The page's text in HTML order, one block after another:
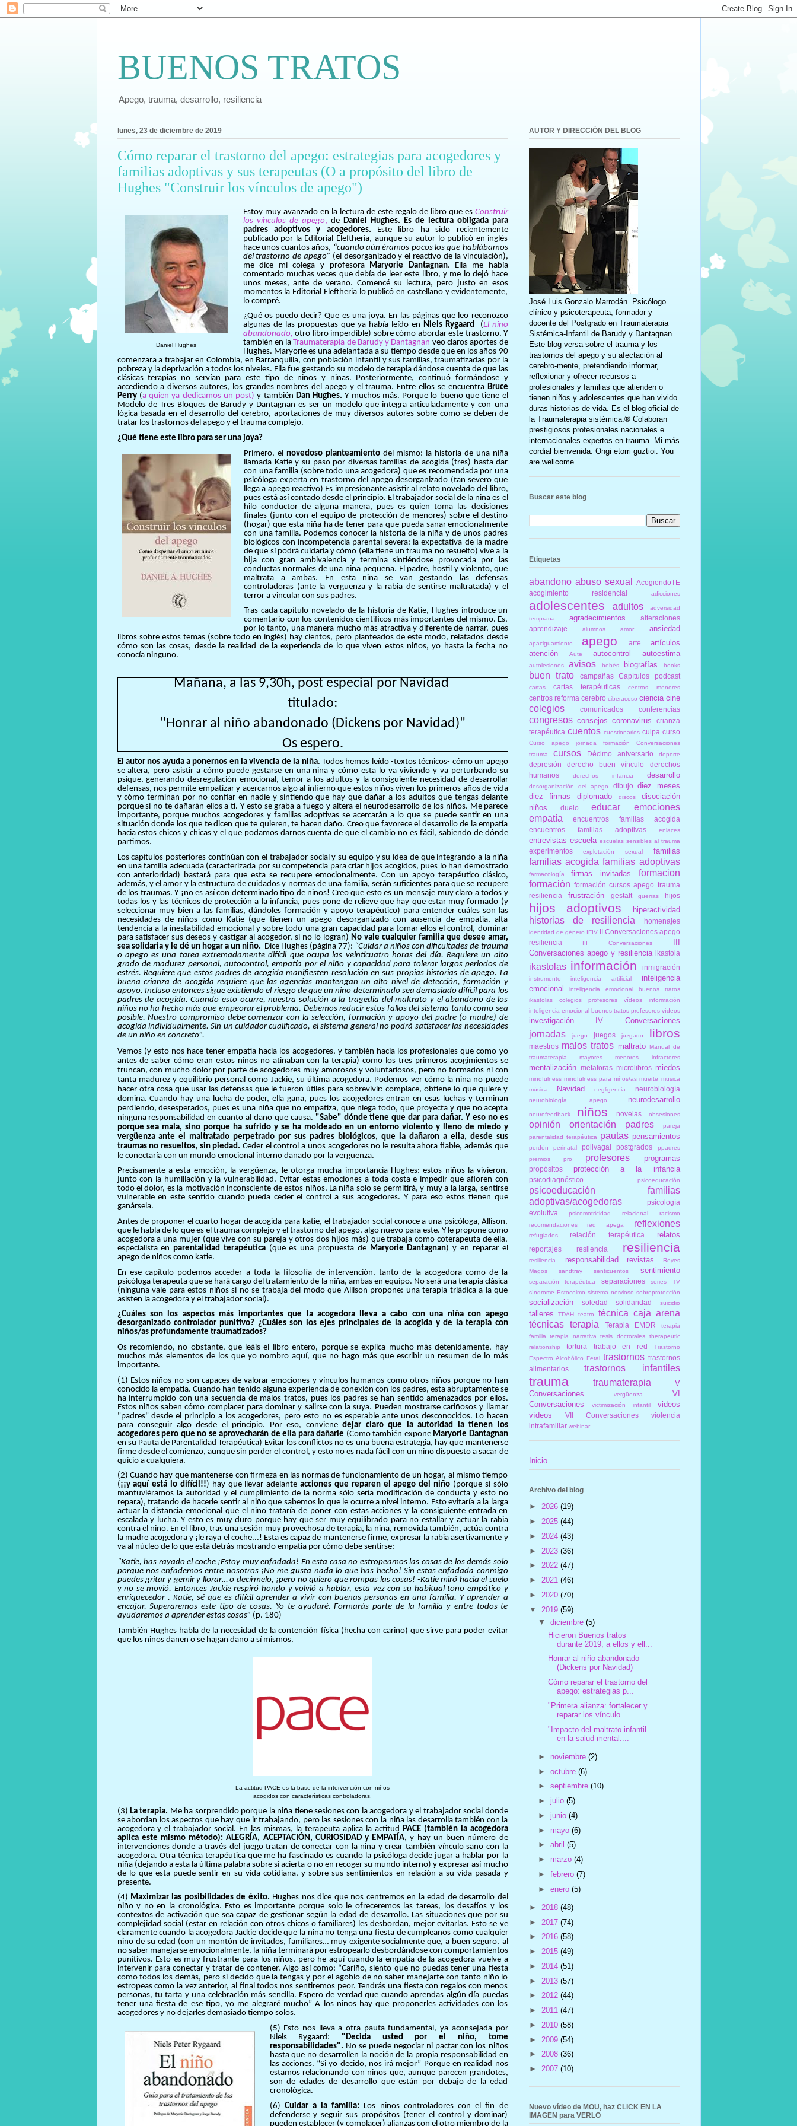
BUENOS TRATOS
Apego, trauma, desarrollo, resiliencia
lunes, 23 de diciembre de 2019
Cómo reparar el trastorno del apego: estrategias para acogedores y
familias adoptivas y sus terapeutas (O a propósito del libro de
Hughes "Construir los vínculos de apego")
Daniel Hughes
Estoy muy avanzado en la lectura de este regalo de libro que es Construir
los vínculos de apego, de Daniel Hughes. Es de lectura obligada para
padres adoptivos y acogedores. Este libro ha sido recientemente
publicado por la Editorial Eleftheria, aunque su autor lo publicó en inglés
hace unos cuantos años, “cuando aún éramos pocos los que hablábamos
del trastorno de apego” (el desorganizado y el reactivo de la vinculación),
me dice mi colega y profesora
Maryorie Dantagnan. Ella me había
comentado muchas veces que debía de leer este libro, y me lo dejó hace
unos meses, ante de verano. Comencé su lectura, pero justo en esos
momentos la Editorial Eleftheria lo publicó en castellano y evidentemente,
lo compré.
¿Qué os puedo decir? Que es una joya. En las páginas que leo reconozco
algunas de las propuestas que ya había leído en Niels Rygaard (El niño
abandonado, otro libro imperdible) sobre cómo abordar este trastorno. Y
también en laTraumaterapia de Barudy y Dantagnan veo claros aportes de
Hughes. Maryorie es una adelantada a su tiempo desde que en los años 90
comenzara a trabajar en Colombia, en Barranquilla, con población infantil y sus familias, traumatizadas por la
pobreza y la deprivación a todos los niveles. Ella fue gestando su modelo de terapia dándose cuenta de que las
clásicas terapias no servían para este tipo de niños y niñas. Posteriormente, continuó formándose y
accediendo a diversos autores, los grandes nombres del apego y el trauma. Entre ellos se encuentra Bruce
Perry(a quien ya dedicamos un post) y también Dan Hughes. Y muchos más. Porque lo bueno que tiene el
Modelo de Tres Bloques de Barudy y Dantagnan es ser un modelo que integra articuladamente y con una
lógica basada en el desarrollo del cerebro, aportaciones de muy diversos autores sobre como se deben de
tratar los trastornos del apego y el trauma complejo.
¿Qué tiene este libro para ser una joya?
Primero, el novedoso planteamientodel mismo: la historia de una niña
llamada Katie y su paso por diversas familias de acogida (tres) hasta dar
con una familia (sobre todo una acogedora) que es recomendada por una
psicóloga experta en trastorno del apego desorganizado (tan severo que
llega a apego reactivo) Es impresionante asistir al relato novelado del libro,
pues está así contado desde el principio. El trabajador social de la niña es el
hilo conductor de alguna manera, pues es quien toma las decisiones
finales (junto con el equipo de protección de menores) sobre el destino
(hogar) que esta niña ha de tener para que pueda sanar emocionalmente
con una familia. Podemos conocer la historia de la niña y de unos padres
biológicos con incompetencia parental severa: la expectativa de la madre
de que sí podrá cuidarla y cómo (ella tiene un trauma no resuelto) vive a la
hija con gran ambivalencia y termina sintiéndose provocada por las
conductas normales de una niña pequeña. El padre, hostil y violento, que
maltrata a ambas. En esta niña se van gestando las defensas
controladoras (ante la vergüenza y la rabia de sentirse maltratada) y el
terror a vincular con sus padres.
Tras cada capítulo novelado de la historia de Katie, Hughes introduce un
comentario con los contenidos científicos más importantes del mismo. Es,
por lo tanto, una manera mucho más atractiva y diferente de narrar, pues
libros sobre estos temas (sobre todo en inglés) hay cientos, pero planteados de este modo, relatados desde
cómo son las cosas, desde la realidad de la experiencia de lo que viven estos niños, yo hasta la fecha no
conocía ninguno.
Mañana, a las 9,30h, post especial por Navidad
titulado:
"Honrar al niño abandonado (Dickens por Navidad)"
Os espero.
El autor nos ayuda a ponernos en la vivencia de la niña. Todos hemos leído -textos técnicos- cómo un apego
se altera, pero asistir a cómo puede gestarse en una niña y cómo esta lo va viviendo y va perturbando su
psique, generando desregulación emocional, temor a los adultos y la consiguiente necesidad de desarrollar
defensas, nos permite empatizar y acercarnos algo al infierno que estos niños viven los primeros años de vida
y cómo terminan por no confiar en nadie y sintiendo que hay que dañar a los adultos que tengas delante
porque si no te dañarán ellos a ti. Y esto se graba a fuego y altera el neurodesarrollo de los niños. Me parece
importante, porque muchos acogedores y familias adoptivas se acercarán a lo que se puede sentir en una
situación donde los que te dicen que te quieren, te hacen daño. Creo que favorece el desarrollo de la empatía
hacia estos chicos y chicas y el que podamos darnos cuenta de que el cambio no es fácil, sabiendo de dónde
partimos.
Los capítulos posteriores continúan con el trabajador social y su equipo y su idea de que integrando a la niña
en una familia adecuada (caracterizada por su competencia para criar hijos acogidos, pues lo han demostrado
con anterioridad) bastará para que esta se recupere emocionalmente. Con un apoyo terapéutico clásico,
además, y el amor y la estructura de cuidados y normas de una familia, serán suficientes para que se recupere
de los traumas. Y ¡no es así con determinado tipo de niños! Creo que esto es un mensaje muy claro a todos y
todas los y las técnicos de protección a la infancia, pues pone de relieve que hay que estar muy formado (y
seleccionar muy bien a las familias, dándoles formación y apoyo terapéutico) para entender cuáles son las
necesidades de niños como Katie (que tienen un apego desorganizado con ausencia de empatía, alta
tendencia a la inestabilidad emocional y sobre todo una gran capacidad para tomar ellos el control, dominar
para satisfacer sus deseos y castigar al acogedor, si no lo logran) No vale cualquier familia que desee amar,
sea solidaria y le dé un hogar a un niño. Dice Hughes (página 77): “Cuidar a niños con dificultades de trauma
o apego es una tarea extremadamente difícil que ocupa las veinticuatro horas del día. Requiere un alto
grado de madurez personal, autocontrol, empatía por el niño y capacidad para tolerar largos periodos de
estrés. Requiere que estos padres de acogida manifiesten resolución en sus propias historias de apego. La
buena crianza de acogida requiere que las agencias mantengan un alto nivel de detección, formación y
apoyo. Incluso entonces sigue existiendo el riesgo de que un niño determinado sea demasiado difícil para los
padres de acogida. Cuando esto ocurre, nuestra solución a la tragedia del maltrato y el abandono de los
niños no ha hecho más que empeorar el problema. Debemos reducir estos fallos del sistema tanto como sea
posible. Nuestro compromiso debe comenzar con la selección, formación y apoyo del padre (o madre) de
acogida individualmente. Sin un cuidador cualificado, el sistema general no podrá satisfacer las necesidades
de un niño en concreto”.
Vemos (y esto nos hace tener empatía hacia los acogedores, y también hacia los profesionales que como yo
antes de saber cómo eran estos niños no atinaban con la terapia) como los tres primeros acogimientos se
truncan, con mucho dolor por parte de acogedores muy amorosos y voluntariosos, pero no formados ni con
tanta madurez y equilibrio personal como Jackie, su última acogedora. Podemos ver cómo la niña no puede
hacer otra cosa que usar las defensas que le fueron útiles para sobrevivir: complace, obtiene lo que quiere y
domina. Cuando hay una lucha de poder, ella gana, pues los acogedores entran en esas luchas y terminan
perdiendo, desesperados, pues es una niña que no empatiza, que niega todo, que proyecta y que no acepta
ninguna responsabilidad en cuanto al daño que causa. "Sabe" dónde tiene que dar para dañar. Y eso no es
porque sea mala, sino porque ha sufrido y se ha moldeado en un entorno violento y lleno de miedo y
vergüenza ante el maltratado perpetrado por sus padres biológicos, que la dañaron a ella, desde sus
traumas no resueltos, sin piedad.Ceder el control a unos acogedores no le resulta ahora fiable, además que
le conectaría con un mundo emocional interno dañado por la vergüenza.
Precisamente a esta emoción, la vergüenza, le otorga mucha importancia Hughes: estos niños la vivieron,
junto con la humillación y la vulnerabilidad. Evitar estas emociones a toda costa e impedir que afloren con
todo el dolor, es la motivación inconsciente de estos niños. La niña solo se permitirá, y muy a la larga, sentirse
vulnerable en este sentido cuando pueda ceder el control a sus acogedores. Y para eso estos tienen que
ganársela.
Antes de proponer el cuarto hogar de acogida para katie, el trabajador social conoce a una psicóloga, Allison,
que le habla de lo que es el trauma complejo y el trastorno del apego, algo nuevo para este. Y le propone como
acogedora a una mujer (que vive con su pareja y otros dos hijos más) que trabaja como coterapeuta de ella,
especialista enparentalidad terapéutica(que es una propuesta de Maryorie Dantagnan) y en reparar el
apego de niños como katie.
En ese capítulo podemos acceder a toda la filosofía de intervención, tanto de la acogedora como de la
psicóloga terapeuta que se hará cargo del tratamiento de la niña, ambas en equipo. No será una terapia clásica
(ninguna vale para estos niños si no se trabaja del modo que Allison propone: una terapia triádica a la que
asisten la acogedora y el trabajador social).
¿Cuáles son los aspectos más importantes que la acogedora lleva a cabo con una niña con apego
desorganizado controlador punitivo? ¿Cuáles son los ejes principales de la acogida y de la terapia con
niños/as profundamente traumatizados?
Os recomiendo, no obstante, que leáis el libro entero, porque se explica mucho más detenidamente, hay
muchos más elementos de los que yo nombro aquí, que no hago más que escribir un resumen de lo más
importante.
(1) Estos niños no son capaces de valorar emociones y vínculos humanos como otros niños porque no han
conocido la empatía. Cuando han tenido alguna experiencia de conexión con los padres, esta abruptamente se
ha interrumpido con una secuencia de malos tratos, pues los padres se han sentido amenazados por ellos.
Estos niños saben cómo complacer para dominar y salirse con la suya. Pueden mostrarse cariñosos y llamar
"padres" desde el principio a los acogedores, pero esto no es esperable ante unos desconocidos. Lo hacen
para conseguir algo desde el principio. Por eso, conviene dejar claro que la autoridad la tienen los
acogedores pero que no se aprovecharán de ella para dañarle (Como también expone Maryorie Dantagnan
en su Pauta de Parentalidad Terapéutica) Evitar los conflictos no es una buena estrategia, hay que mantenerse
firme desde el comienzo, aunque sin perder el control, y esto no es nada fácil con un niño dispuesto a sacar de
quicio a cualquiera.
(2) Cuando hay que mantenerse con firmeza en las normas de funcionamiento de un hogar, al mismo tiempo
(¡¡y aquí está lo difícil!!) hay que llevar adelanteacciones que reparen el apego del niño (porque si sólo
mantuviéramos la autoridad y el cumplimiento de la norma sólo sería modificación de conducta y esto no
repara), tratando de hacerle sentir al niño que sabemos lo que le ocurre a nivel interno. Esto evitaría a la larga
actuar la distancia emocional que el niño trataría de poner con estas acciones y la consiguiente entrada en
escalada y lucha. Y esto es muy duro porque hay que ser muy equilibrado para no estallar y actuar la rabia
contra el niño. En el libro, tras una sesión muy provechosa de terapia, la niña, removida también, actúa contra
la madre acogedora y ¡le raya el coche...! Esta es capaz de mantenerse firme, expresar la rabia asertivamente y
va al núcleo de lo que está detrás mostrando empatía por cómo debe sentirse:
“Katie, has rayado el coche ¡Estoy muy enfadada! En esta casa no estropeamos las cosas de los demás solo
porque nos enfademos entre nosotros ¡No me gusta nada lo que has hecho! Sin estas enfadada conmigo
puedes gritar y gemir y llorar… o decírmelo, ¡pero no quiero que rompas las cosas! -Katie miró hacia el suelo
y no se movió. Entonces Jackie respiró hondo y volvió a hablar, esta vez con su habitual tono empático y
enriquecedor-. Katie, sé que es difícil aprender a vivir con buenas personas en una familia. Y aprender a
encajar. Superaremos este tipo de cosas. Yo te ayudaré. Formarás parte de la familia y entre todos te
ayudaremos a aprender estas cosas” (p. 180)
También Hughes habla de la necesidad de la contención física (hecha con cariño) que sirve para poder evitar
que los niños dañen o se hagan daño a sí mismos.
La actitud PACE es la base de la intervención con niños
acogidos con características controladoras.
(3) La terapia. Me ha sorprendido porque la niña tiene sesiones con la acogedora y el trabajador social donde
se abordan los aspectos que hay que ir trabajando, pero las sesiones con la niña las desarrolla también con la
acogedora y el trabajador social. En las mismas, la terapeuta aplica la actitud PACE (también la acogedora
aplica este mismo método): ALEGRÍA, ACEPTACIÓN, CURIOSIDAD y EMPATÍA,y hay un buen número de
intervenciones donde a través del juego tratan de conectar con la niña y crear también vínculo sano con la
acogedora. Otra técnica terapéutica que me ha fascinado es cuando la psicóloga decide jugar a hablar por la
niña (dejando a esta la última palabra sobre si acierta o no en recoger su mundo interno) y expresar así mucho
de lo que esta puede sentir en su vida cotidiana, y sobre sus sentimientos en relación a su vida pasada y
presente.
(4) Maximizar las posibilidades de éxito. Hughes nos dice que nos centremos en la edad de desarrollo del
niño y no en la cronológica. Esto es importante porque solo le ofreceremos las tareas, los desafíos y los
contextos de activación que sea capaz de gestionar según la edad de desarrollo. Las situaciones que por su
complejidad social (estar en relación con otros chicos o familiares) les desbordan, mejor evitarlas. Esto se ve
claramente cuando la acogedora Jackie decide que la niña no tenga una fiesta de cumpleaños como cualquier
niño de su edad (con un montón de invitados, familiares… muy exigente socialmente que, a buen seguro, al
no saber manejarse emocionalmente, la niña terminará por estropearlo desbordándose con comportamientos
punitivos. Esto es muy frustrante para los niños, pero he aquí cuando la empatía de la acogedora vuelve a
intervenir para conectar y tratar de contener. Algo así como: “Cariño, siento que no puedas tener una fiesta
como todos los demás, pero si decido que la tengas y por el agobio de no saber manejarte con tanto niño lo
estropeas como la vez anterior, al final todos nos sentiremos peor. Tendrás una fiesta con regalos con menos
personas, tu tarta y una celebración más sencilla. Espero de verdad que cuando aprendas algún día puedas
tener una fiesta de ese tipo, yo me alegraré mucho” A los niños hay que proponerles actividades con los
acogedores y no dejarles demasiado tiempo solos.
(5) Esto nos lleva a otra pauta fundamental, ya aconsejada por
Niels Rygaard: "Decida usted por el niño, tome
responsabilidades". No se puede negociar ni pactar con los niños
hasta que no desarrollen la noción de la propia responsabilidad en
las acciones. “Si yo decido, nos irá mejor” Porque en realidad nos
estamos relacionando con niños que, aunque parecen grandotes,
son de edades de desarrollo que están por debajo de la edad
cronológica.
(6) Cuidar a la familia: Los niños controladores con el fin de
defenderse y seguir sus propósitos (tener el control y dominar)
pueden establecer (y complacer) alianzas con el otro miembro de la
AUTOR Y DIRECCIÓN DEL BLOG
José Luis Gonzalo Marrodán. Psicólogo
clínico y psicoterapeuta, formador y
docente del Postgrado en Traumaterapia
Sistémica-Infantil de Barudy y Dantagnan.
Este blog versa sobre el trauma y los
trastornos del apego y su afectación al
cerebro-mente, pretendiendo informar,
reflexionar y ofrecer recursos a
profesionales y familias que atienden o
tienen niños y adolescentes que han vivido
duras historias de vida. Es el blog oficial de
la Traumaterapia sistémica.® Colaboran
prestigiosos profesionales nacionales e
internacionales expertos en trauma. Mi más
cordial bienvenida. Ongi etorri guztioi. You
are wellcome.
Buscar este blog
Etiquetas
abandono abuso sexual
AcogiendoTE
acogimiento residencial
adicciones
adolescentes adultos
adversidad
temprana
agradecimientos
alteraciones
aprendizaje
alumnos amor ansiedad
apaciguamiento apego arte
artículos
atención
Aute autocontrol autoestima
autolesiones avisos bebés biografías books
buen trato campañas Capítulos podcast
cartas cartas terapéuticas centros menores
centros reforma cerebro ciberacoso ciencia cine
colegios comunicados conferencias
congresos consejos coronavirus
crianza
terapéutica cuentos cuestionarios culpa curso
Curso apego jornada formación Conversaciones
trauma
cursos Décimo aniversario deporte
depresión derecho buen vínculo
derechos
humanos
derechos infancia desarrollo
desorganización del apego dibujo diez meses
diez firmas
diplomado discos
disociación
niños
duelo educar
emociones
empatía
encuentros familias acogida
encuentros familias adoptivas
enlaces
entrevistas escuela escuelas sensibles al trauma
experimentos explotación sexual familias
familias acogida familias adoptivas
farmacología firmas invitadas
formacion
formación formación cursos apego trauma
resiliencia
frustración gestalt guerras hijos
hijos adoptivos hiperactividad
historias de resiliencia homenajes
identidad de género IFIV II Conversaciones apego
resiliencia
III Conversaciones
III
Conversaciones apego y resiliencia ikastola
ikastolas información inmigración
instrumento inteligencia artificial
inteligencia
emocional
inteligencia emocional buenos tratos
ikastolas colegios profesores vídeos información
inteligencia emocional buenos tratos profesores vídeos
investigación IV Conversaciones
jornadas juego juegos juzgado libros
maestros malos tratos maltrato Manual de
traumaterapia
mayores menores infractores
mentalización metaforas microlibros miedos
mindfulness mindfulness para niños/as muerte musica
música
Navidad negligencia neurobiología
neurobiología. apego neurodesarrollo
neurofeedback niños novelas obsesiones
opinión orientación padres
pareja
parentalidad terapéutica
pautas pensamientos
perdón perinatal polivagal postgrados
ppadres
premios
pro profesores programas
propósitos protección a la infancia
psicodiagnóstico psicoeducación
psicoeducación familias
adoptivas/acogedoras
psicología
evolutiva
psicomotricidad relacional
racismo
recomendaciones
red apega reflexiones
refugiados relación terapéutica relatos
reportajes resilencia resiliencia
resiliencia. responsabilidad revistas
Reyes
Magos
sandtray senticuentos sentimiento
separación terapéutica separaciones
series TV
síndrome Estocolmo sistema nervioso sobreprotección
socialización soledad solidaridad suicidio
talleres TDAH teatro
técnica caja arena
técnicas
terapia Terapia EMDR
terapia
familia
terapia narrativa tesis doctorales
therapeutic
relationship
tortura trabajo en red
Trastorno
Espectro Alcohólico Fetal trastornos trastornos
alimentarios
trastornos infantiles
trauma traumaterapia
V
Conversaciones
vergüenza
VI
Conversaciones
victimización infantil
videos
vídeos
VII Conversaciones
violencia
intrafamiliar webinar
Inicio
Archivo del blog
► 2026 (19)
► 2025 (44)
► 2024 (43)
► 2023 (36)
► 2022 (47)
► 2021 (46)
► 2020 (70)
▼ 2019 (59)
▼diciembre(5)
Hicieron Buenos tratos
durante 2019, a ellos y ell...
Honrar al niño abandonado
(Dickens por Navidad)
Cómo reparar el trastorno del
apego: estrategias p...
"Primera alianza: fortalecer y
reparar los vínculo...
"Impacto del maltrato infantil
en la salud mental:...
► noviembre(2)
►octubre(6)
►septiembre(10)
►julio(5)
►junio(4)
► mayo(6)
►abril(5)
► marzo(4)
►febrero(7)
►enero(5)
► 2018 (48)
► 2017 (74)
► 2016 (58)
► 2015 (49)
► 2014 (51)
► 2013 (57)
► 2012 (44)
► 2011 (47)
► 2010 (58)
► 2009 (54)
► 2008 (36)
► 2007 (10)
Nuevo vídeo de MOU, haz CLICK EN LA
IMAGEN para VERLO